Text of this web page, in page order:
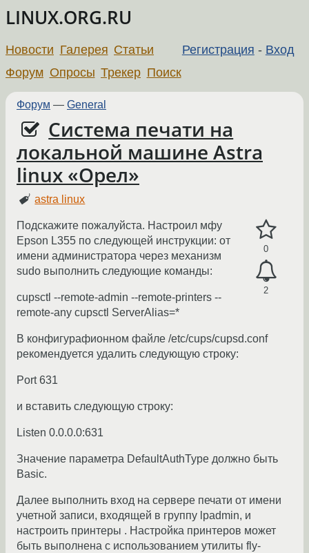
LINUX.ORG.RU
Регистрация - Вход
Новости Галерея Статьи
Форум Опросы Трекер Поиск
Форум — General
Система печати на
локальной машине Astra
linux «Орел»
astra linux
0
2
Подскажите пожалуйста. Настроил мфу
Epson L355 по следующей инструкции: от
имени администратора через механизм
sudo выполнить следующие команды:
cupsctl --remote-admin --remote-printers --
remote-any cupsctl ServerAlias=*
В конфигурафионном файле /etc/cups/cupsd.conf
рекомендуется удалить следующую строку:
Port 631
и вставить следующую строку:
Listen 0.0.0.0:631
Значение параметра DefaultAuthType должно быть
Basic.
Далее выполнить вход на сервере печати от имени
учетной записи, входящей в группу lpadmin, и
настроить принтеры . Настройка принтеров может
быть выполнена с использованием утилиты fly-